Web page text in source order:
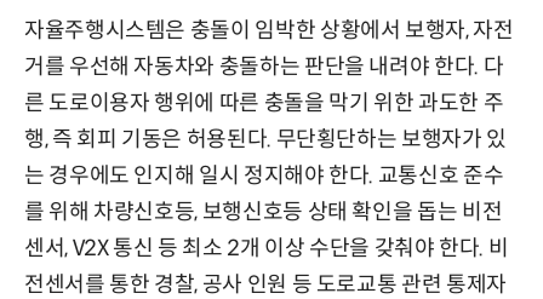
자율주행시스템은 충돌이 임박한 상황에서 보행자, 자전
거를 우선해 자동차와 충돌하는 판단을 내려야 한다. 다
른 도로이용자 행위에 따른 충돌을 막기 위한 과도한 주
행, 즉 회피 기동은 허용된다. 무단횡단하는 보행자가 있
는 경우에도 인지해 일시 정지해야 한다. 교통신호 준수
를 위해 차량신호등, 보행신호등 상태 확인을 돕는 비전
센서, V2X 통신 등 최소 2개 이상 수단을 갖춰야 한다. 비
전센서를 통한 경찰, 공사 인원 등 도로교통 관련 통제자